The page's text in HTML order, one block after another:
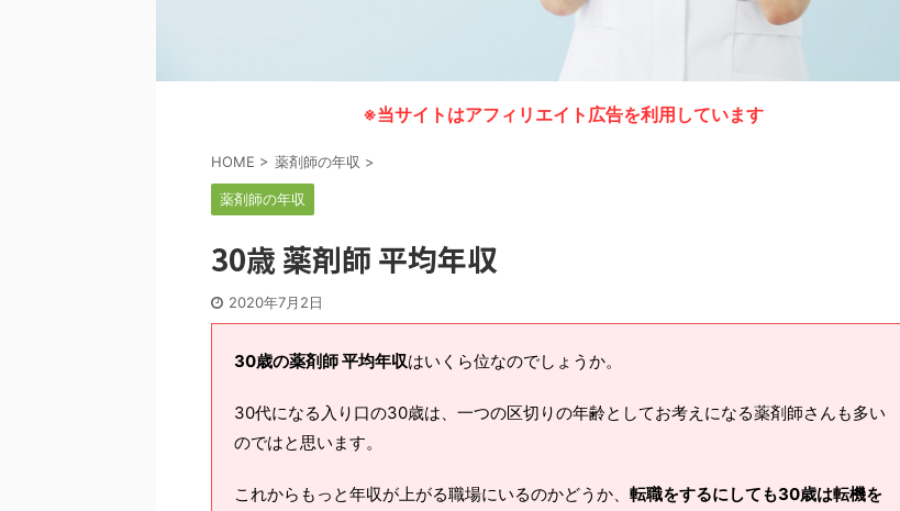
※当サイトはアフィリエイト広告を利用しています
HOME > 薬剤師の年収 >
薬剤師の年収
30歳 薬剤師 平均年収
2020年7月2日
30歳の薬剤師 平均年収はいくら位なのでしょうか。
30代になる入り口の30歳は、一つの区切りの年齢としてお考えになる薬剤師さんも多い
のではと思います。
これからもっと年収が上がる職場にいるのかどうか、 転職をするにしても30歳は転機を